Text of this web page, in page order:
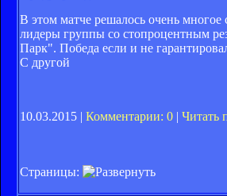
В этом матче решалось очень
лидеры группы со стопроцентным
Парк". Победа если и не
С другой
10.03.2015 | Комментарии: 0 | Читать
Страницы: